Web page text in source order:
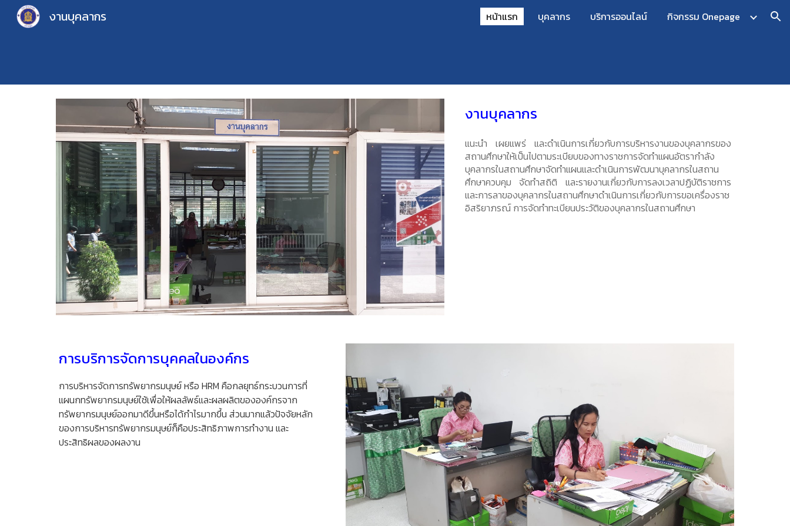
Skip to navigation
งานบุคลากร หน้าแรก บุคลากร บริการออนไลน์ กิจกรรม Onepage
งานบุคลากร
แนะนำ เผยแพร่ และดำเนินการเกี่ยวกับการบริหารงานของบุคลากรของ
สถานศึกษาให้เป็นไปตามระเบียบของทางราชการจัดทำแผนอัตรากำลัง
บุคลากรในสถานศึกษาจัดทำแผนและดำเนินการพัฒนาบุคลากรในสถาน
ศึกษาควบคุม จัดทำสถิติ และรายงานเกี่ยวกับการลงเวลาปฏิบัติราชการ
และการลาของบุคลากรในสถานศึกษาดำเนินการเกี่ยวกับการขอเครื่องราช
อิสริยาภรณ์ การจัดทำทะเบียนประวัติของบุคลากรในสถานศึกษา
การบริการจัดการบุคคลในองค์กร
การบริหารจัดการทรัพยากรมนุษย์ หรือ HRM คือกลยุทธ์กระบวนการที่
แผนกทรัพยากรมนุษย์ใช้เพื่อให้ผลลัพธ์และผลผลิตขององค์กรจาก
ทรัพยากรมนุษย์ออกมาดีขึ้นหรือได้กำไรมากขึ้น ส่วนมากแล้วปัจจัยหลัก
ของการบริหารทรัพยากรมนุษย์ก็คือประสิทธิภาพการทำงาน และ
ประสิทธิผลของผลงาน